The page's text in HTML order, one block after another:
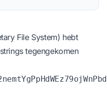
File System) hebt
tegengekomen